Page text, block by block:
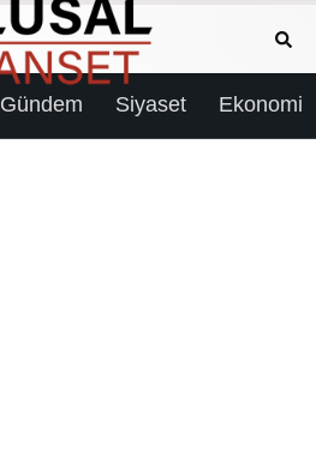
Gündem Siyaset Ekonomi